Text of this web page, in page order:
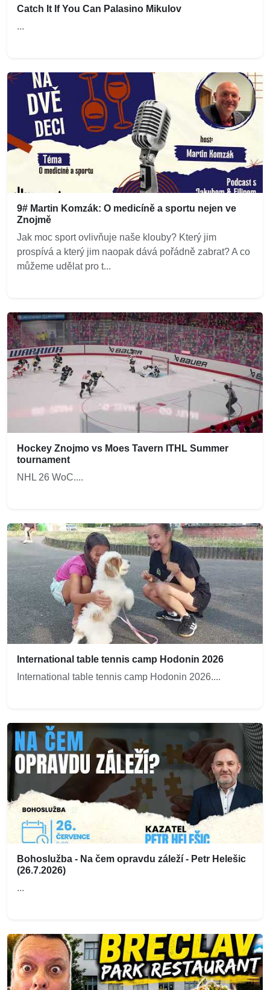
Catch It If You Can Palasino Mikulov
...
9# Martin Komzák: O medicíně a sportu nejen ve
Znojmě
Jak moc sport ovlivňuje naše klouby? Který jim
prospívá a který jim naopak dává pořádně zabrat? A co
můžeme udělat pro t...
Hockey Znojmo vs Moes Tavern ITHL Summer
tournament
NHL 26 WoC....
International table tennis camp Hodonin 2026
International table tennis camp Hodonin 2026....
Bohoslužba - Na čem opravdu záleží - Petr Helešic
(26.7.2026)
...